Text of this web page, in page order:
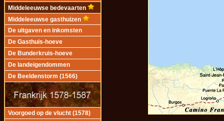
Middeleeuwse bedevaarten
Middeleeuwse gasthuizen
De uitgaven en inkomsten
De Gasthuis-hoeve
De Bunderkruis-hoeve
De landeigendommen
De Beeldenstorm (1566)
Voorgoed op de vlucht (1578)